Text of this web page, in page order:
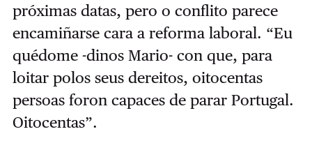
próximas datas, pero o conflito parece
encamiñarse cara a reforma laboral. “Eu
quédome -dinos Mario- con que, para
loitar polos seus dereitos, oitocentas
persoas foron capaces de parar Portugal.
Oitocentas”.